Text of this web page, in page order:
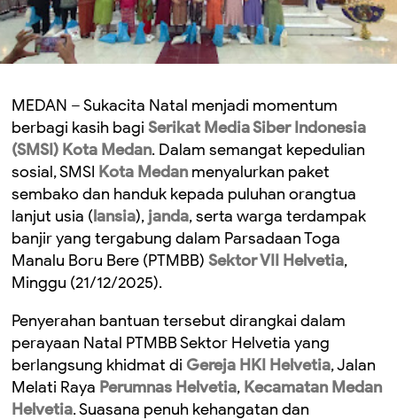
MEDAN – Sukacita Natal menjadi momentum
berbagi kasih bagi Serikat Media Siber Indonesia
(SMSI) Kota Medan. Dalam semangat kepedulian
sosial, SMSI Kota Medan menyalurkan paket
sembako dan handuk kepada puluhan orangtua
lanjut usia (lansia), janda, serta warga terdampak
banjir yang tergabung dalam Parsadaan Toga
Manalu Boru Bere (PTMBB) Sektor VII Helvetia,
Minggu (21/12/2025).
Penyerahan bantuan tersebut dirangkai dalam
perayaan Natal PTMBB Sektor Helvetia yang
berlangsung khidmat di Gereja HKI Helvetia, Jalan
Melati Raya Perumnas Helvetia, Kecamatan Medan
Helvetia. Suasana penuh kehangatan dan